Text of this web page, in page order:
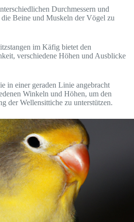
Durchmessern und
Beine und Muskeln der Vögel zu
im Käfig bietet den
verschiedene Höhen und Ausblicke
in einer geraden Linie angebracht
Winkeln und Höhen, um den
der Wellensittiche zu unterstützen.